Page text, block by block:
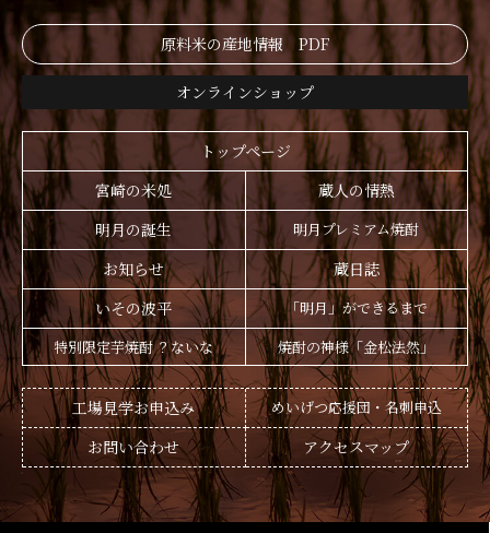
原料米の産地情報 PDF
オンラインショップ
トップページ
宮崎の米処
蔵人の情熱
明月の誕生
明月プレミアム焼酎
お知らせ
蔵日誌
いその波平
「明月」ができるまで
特別限定芋焼酎 ？ないな
焼酎の神様「金松法然」
工場見学お申込み めいげつ応援団・名刺申込
お問い合わせ アクセスマップ